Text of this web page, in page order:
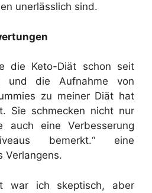
unerlässlich sind.
die Keto-Diät schon seit
und die Aufnahme von
zu meiner Diät hat
Sie schmecken nicht nur
auch eine Verbesserung
bemerkt.“ eine
Verlangens.
war ich skeptisch, aber